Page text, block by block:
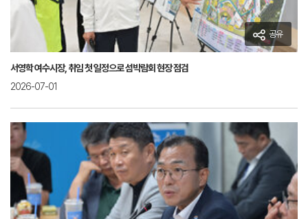
공유
서영학 여수시장, 취임 첫 일정으로 섬박람회 현장 점검
2026-07-01